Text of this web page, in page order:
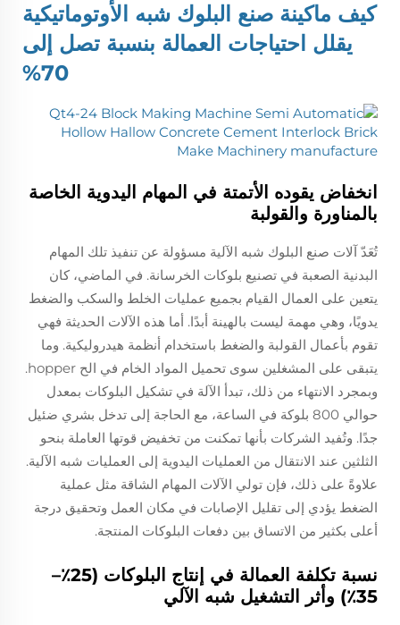
كيف ماكينة صنع البلوك شبه الأوتوماتيكية
يقلل احتياجات العمالة بنسبة تصل إلى
70%
انخفاض يقوده الأتمتة في المهام اليدوية الخاصة
بالمناورة والقولبة
تُعَدّ آلات صنع البلوك شبه الآلية مسؤولة عن تنفيذ تلك المهام
البدنية الصعبة في تصنيع بلوكات الخرسانة. في الماضي، كان
يتعين على العمال القيام بجميع عمليات الخلط والسكب والضغط
يدويًا، وهي مهمة ليست بالهينة أبدًا. أما هذه الآلات الحديثة فهي
تقوم بأعمال القولبة والضغط باستخدام أنظمة هيدروليكية. وما
يتبقى على المشغلين سوى تحميل المواد الخام في الح hopper.
وبمجرد الانتهاء من ذلك، تبدأ الآلة في تشكيل البلوكات بمعدل
حوالي 800 بلوكة في الساعة، مع الحاجة إلى تدخل بشري ضئيل
جدًا. وتُفيد الشركات بأنها تمكنت من تخفيض قوتها العاملة بنحو
الثلثين عند الانتقال من العمليات اليدوية إلى العمليات شبه الآلية.
علاوةً على ذلك، فإن تولي الآلات المهام الشاقة مثل عملية
الضغط يؤدي إلى تقليل الإصابات في مكان العمل وتحقيق درجة
أعلى بكثير من الاتساق بين دفعات البلوكات المنتجة.
نسبة تكلفة العمالة في إنتاج البلوكات (25٪–
35٪) وأثر التشغيل شبه الآلي